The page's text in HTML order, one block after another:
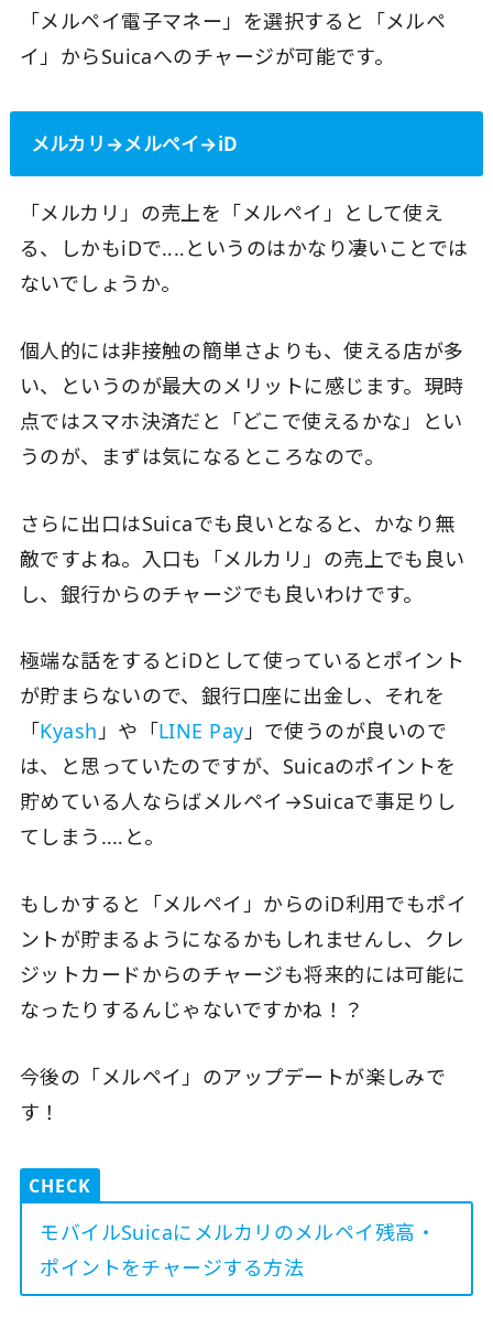
「メルペイ電子マネー」を選択すると「メルペ
イ」からSuicaへのチャージが可能です。
メルカリ→メルペイ→iD
「メルカリ」の売上を「メルペイ」として使え
る、しかもiDで‥‥というのはかなり凄いことでは
ないでしょうか。
個人的には非接触の簡単さよりも、使える店が多
い、というのが最大のメリットに感じます。現時
点ではスマホ決済だと「どこで使えるかな」とい
うのが、まずは気になるところなので。
さらに出口はSuicaでも良いとなると、かなり無
敵ですよね。入口も「メルカリ」の売上でも良い
し、銀行からのチャージでも良いわけです。
極端な話をするとiDとして使っているとポイント
が貯まらないので、銀行口座に出金し、それを
「Kyash」や「LINE Pay」で使うのが良いので
は、と思っていたのですが、Suicaのポイントを
貯めている人ならばメルペイ→Suicaで事足りし
てしまう‥‥と。
もしかすると「メルペイ」からのiD利用でもポイ
ントが貯まるようになるかもしれませんし、クレ
ジットカードからのチャージも将来的には可能に
なったりするんじゃないですかね！？
今後の「メルペイ」のアップデートが楽しみで
す！
CHECK
モバイルSuicaにメルカリのメルペイ残高・
ポイントをチャージする方法